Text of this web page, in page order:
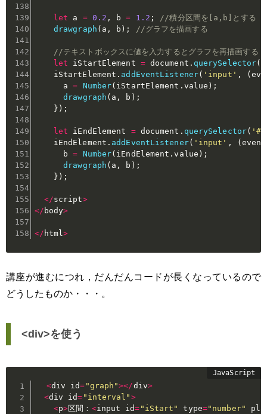
let a = 0.2 , b = 1.2 ;
//積分区間を[a,b]とする
drawgraph ( a , b ) ; //グラフを描画する
//テキストボックスに値を入力するとグラフを再描画する
let iStartElement = document . querySelector(
    iStartElement
. addEventListener( 'input' , (
      a
= Number( iStartElement . value ) ;
drawgraph ( a , b ) ;
} ) ;
let iEndElement = document . querySelector(
    iEndElement
. addEventListener( 'input' , ( event
      b
= Number( iEndElement .value ) ;
drawgraph ( a , b ) ;
} ) ;
</script>
</ body>
</ html>
講座が進むにつれ，だんだんコードが長くなっているので
どうしたものか・・・。
<div>を使う
<div id= "graph"></div>
<div id= "interval" >
<p>区間： <input id= "iStart" type="number"